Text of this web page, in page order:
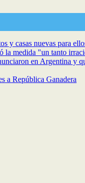
y casas nuevas para
la medida "un tanto
en Argentina y
a República Ganadera